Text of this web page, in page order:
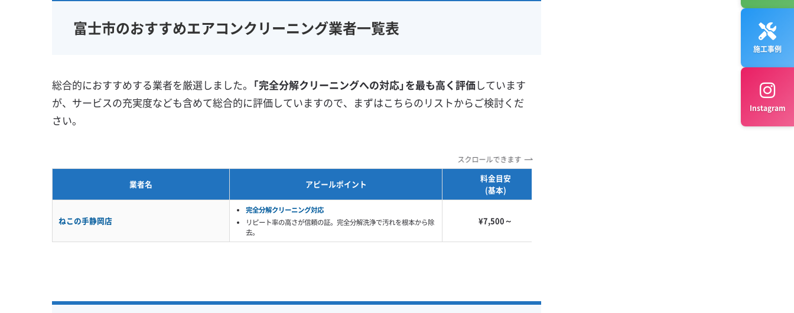
家庭用エアコン
業務用エアコン
アレルギー対策
ハウスダスト除去
即日対応可能
防汚コーティング
富士市のおすすめエアコンクリーニング業者一覧表
総合的におすすめする業者を厳選しました。 「完全分解クリーニングへの対応」を最も高く評価しています
が、サービスの充実度なども含めて総合的に評価していますので、まずはこちらのリストからご検討くだ
さい。
スクロールできます
業者名 アピールポイント
料金目安
(基本)
ねこの手静岡店
完全分解クリーニング対応
リピート率の高さが信頼の証。完全分解洗浄で汚れを根本から除
去。
¥7,500～
施工事例
Instagram